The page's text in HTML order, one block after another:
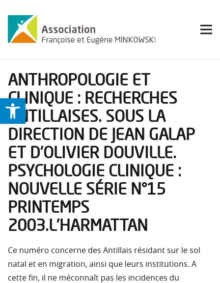
Ouvrir la barre d’outils
ANTHROPOLOGIE ET
CLINIQUE : RECHERCHES
ANTILLAISES. SOUS LA
DIRECTION DE JEAN GALAP
ET D’OLIVIER DOUVILLE.
PSYCHOLOGIE CLINIQUE :
NOUVELLE SÉRIE N°15
PRINTEMPS
2003.L’HARMATTAN
Ce numéro concerne des Antillais résidant sur le sol
natal et en migration, ainsi que leurs institutions. A
cette fin, il ne méconnaît pas les incidences du